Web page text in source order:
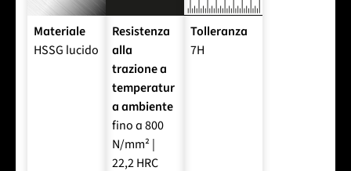
Materiale
HSSG lucido
Resistenza
alla
trazione a
temperatur
a ambiente
fino a 800
N/mm² |
22,2 HRC
Tolleranza
7H